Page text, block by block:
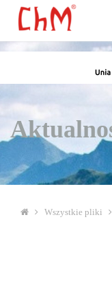
Wszystkie pliki